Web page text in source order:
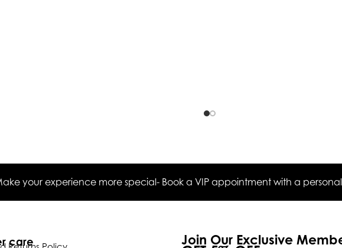
your experience more special- Book a VIP appointment with a personal
care Join Our Exclusive